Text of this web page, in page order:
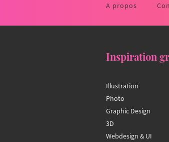
A propos
Inspiration
Illustration
Photo
Graphic Design
3D
Webdesign & UI